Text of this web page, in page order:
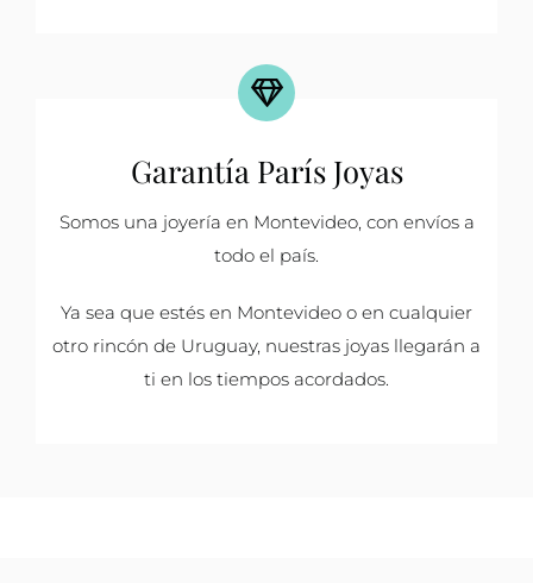
Garantía París Joyas
Somos una joyería en Montevideo, con envíos a
todo el país.
Ya sea que estés en Montevideo o en cualquier
otro rincón de Uruguay, nuestras joyas llegarán a
ti en los tiempos acordados.